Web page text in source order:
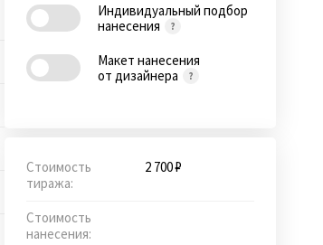
Индивидуальный подбор
нанесения
Макет нанесения
от дизайнера
Стоимость
тиража:
2 700 ₽
Стоимость
нанесения: